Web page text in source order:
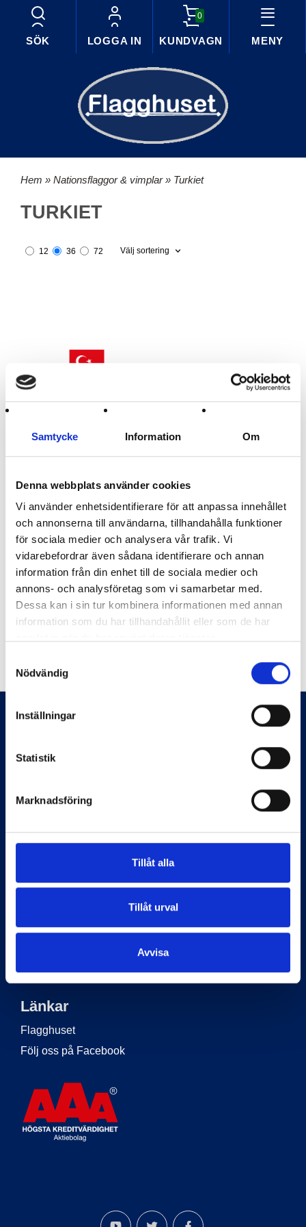
Samtycke Information Om
Denna webbplats använder cookies
Vi använder enhetsidentifierare för att anpassa innehållet
och annonserna till användarna, tillhandahålla funktioner
för sociala medier och analysera vår trafik. Vi
vidarebefordrar även sådana identifierare och annan
information från din enhet till de sociala medier och
annons- och analysföretag som vi samarbetar med.
Dessa kan i sin tur kombinera informationen med annan
information som du har tillhandahållit eller som de har
Nödvändig
Inställningar
Statistik
Marknadsföring
Tillåt alla
Tillåt urval
Avvisa
SÖK LOGGA IN
0
KUNDVAGN MENY
Hem » Nationsflaggor & vimplar» Turkiet
TURKIET
12 36 72 Välj sortering
Turkiet Flagga
30 - 300 cm
115 :-
Start
Om Flagghuset
Kontakt
Länkar
Flagghuset
Följ oss på Facebook